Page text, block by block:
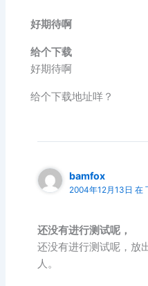
好期待啊
给个下载
好期待啊
给个下载地址咩？
bamfox
2004年12月13日 在
还没有进行测试呢，
还没有进行测试呢，放
人。